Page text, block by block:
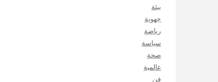
بيئة
جهوية
رياضة
سياسة
صحة
عالمية
فن